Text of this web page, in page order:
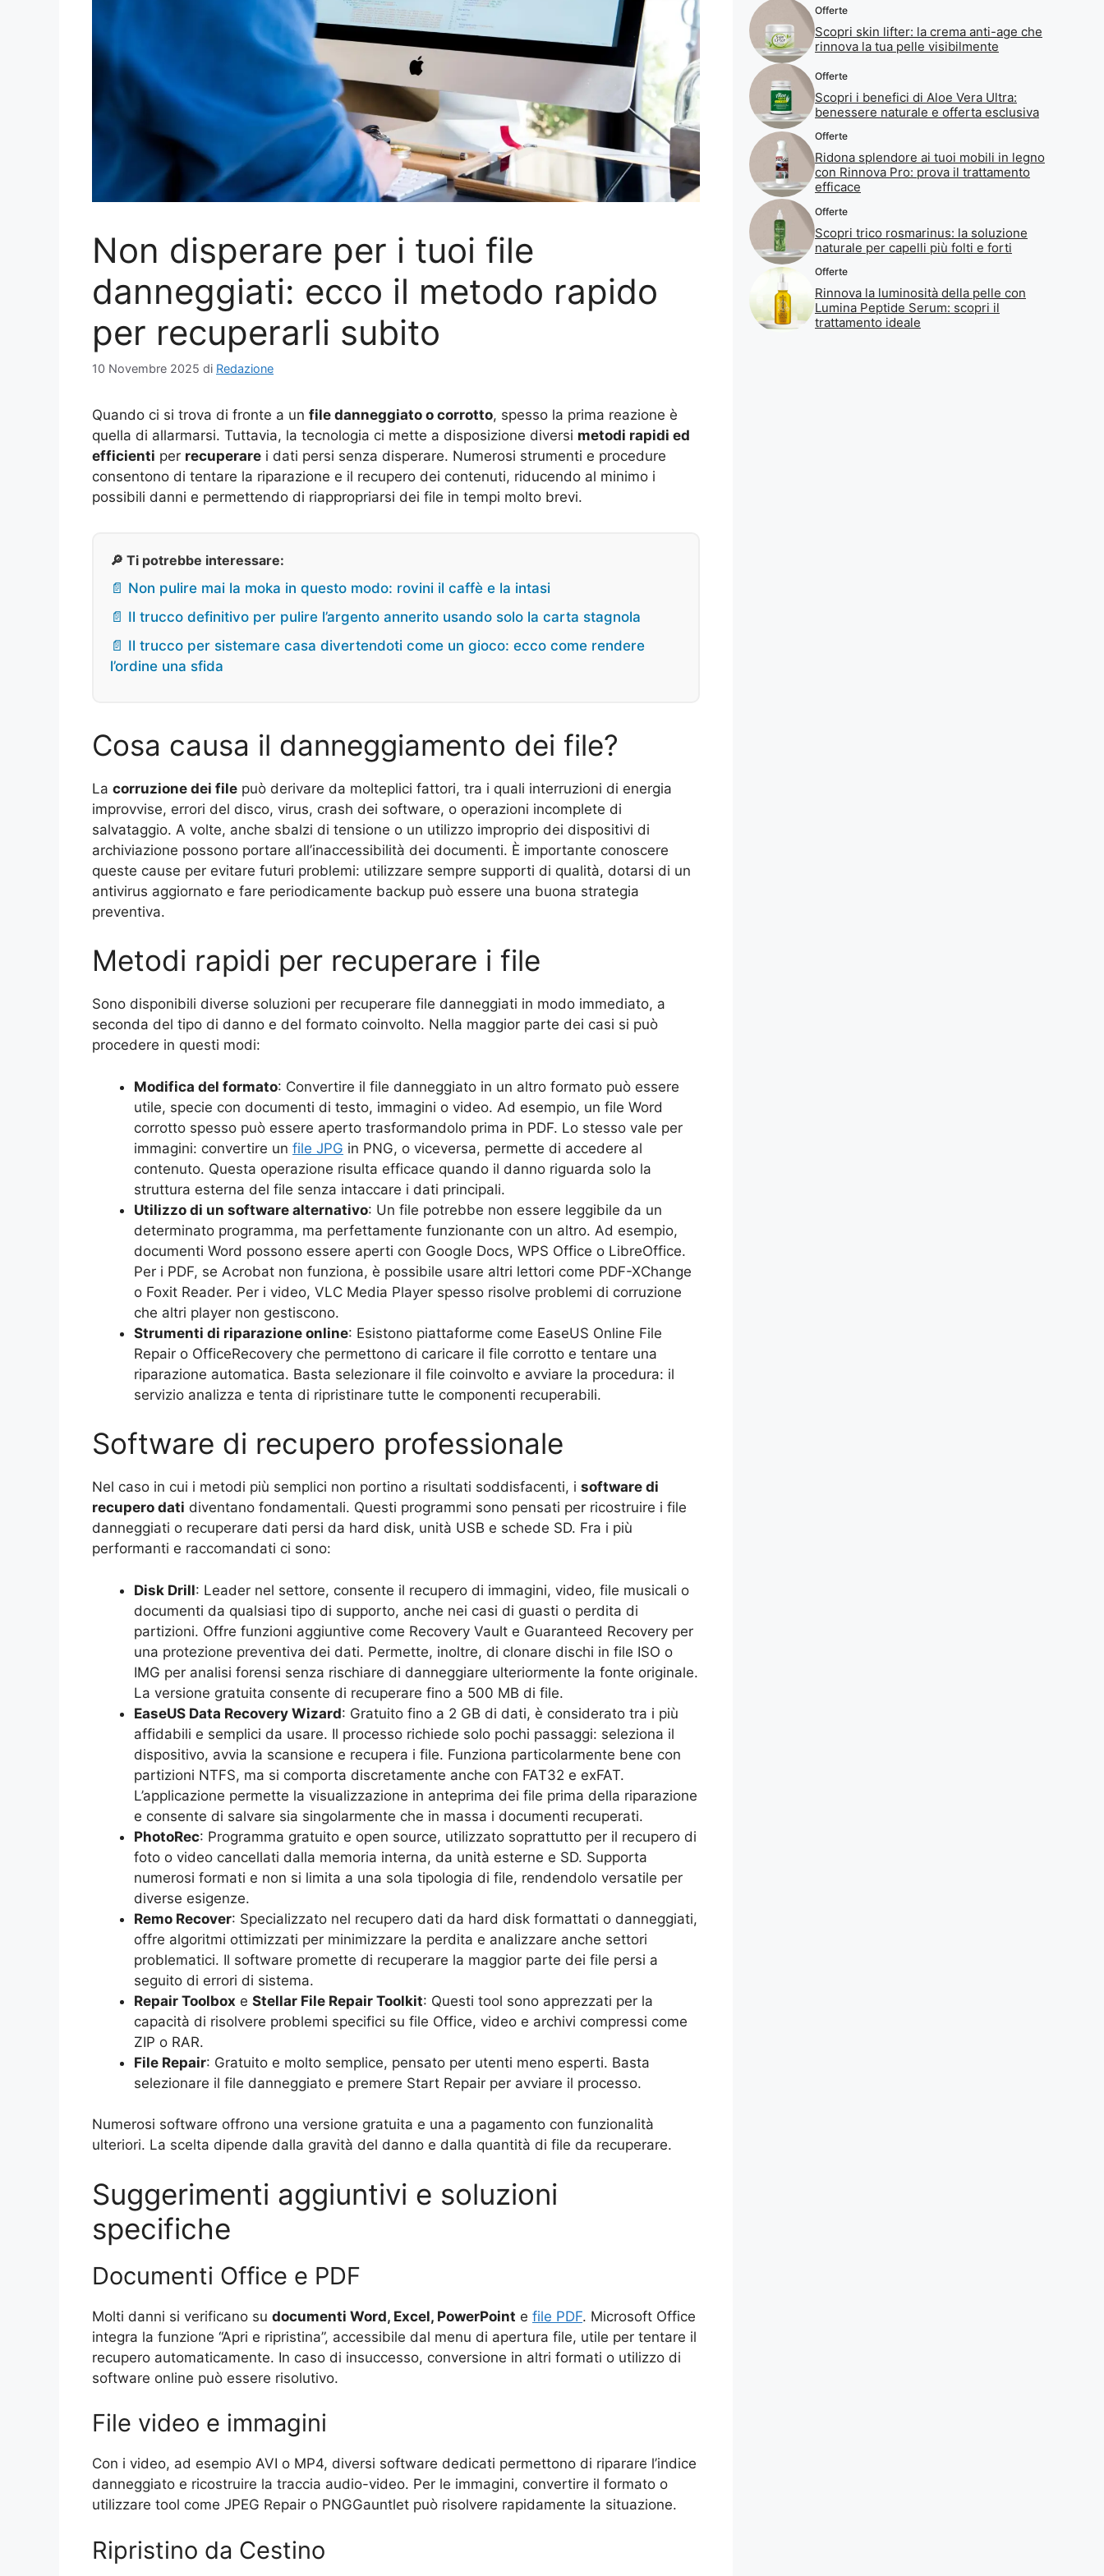
Non disperare per i tuoi file
danneggiati: ecco il metodo rapido
per recuperarli subito
10 Novembre 2025 di Redazione
Quando ci si trova di fronte a un file danneggiato o corrotto, spesso la prima reazione è
quella di allarmarsi. Tuttavia, la tecnologia ci mette a disposizione diversi metodi rapidi ed
efficienti per recuperare i dati persi senza disperare. Numerosi strumenti e procedure
consentono di tentare la riparazione e il recupero dei contenuti, riducendo al minimo i
possibili danni e permettendo di riappropriarsi dei file in tempi molto brevi.
🔎 Ti potrebbe interessare:
📄 Non pulire mai la moka in questo modo: rovini il caffè e la intasi
📄 Il trucco definitivo per pulire l’argento annerito usando solo la carta stagnola
📄 Il trucco per sistemare casa divertendoti come un gioco: ecco come rendere
l’ordine una sfida
Cosa causa il danneggiamento dei file?
La corruzione dei file può derivare da molteplici fattori, tra i quali interruzioni di energia
improvvise, errori del disco, virus, crash dei software, o operazioni incomplete di
salvataggio. A volte, anche sbalzi di tensione o un utilizzo improprio dei dispositivi di
archiviazione possono portare all’inaccessibilità dei documenti. È importante conoscere
queste cause per evitare futuri problemi: utilizzare sempre supporti di qualità, dotarsi di un
antivirus aggiornato e fare periodicamente backup può essere una buona strategia
preventiva.
Metodi rapidi per recuperare i file
Sono disponibili diverse soluzioni per recuperare file danneggiati in modo immediato, a
seconda del tipo di danno e del formato coinvolto. Nella maggior parte dei casi si può
procedere in questi modi:
Modifica del formato: Convertire il file danneggiato in un altro formato può essere
utile, specie con documenti di testo, immagini o video. Ad esempio, un file Word
corrotto spesso può essere aperto trasformandolo prima in PDF. Lo stesso vale per
immagini: convertire un file JPG in PNG, o viceversa, permette di accedere al
contenuto. Questa operazione risulta efficace quando il danno riguarda solo la
struttura esterna del file senza intaccare i dati principali.
Utilizzo di un software alternativo: Un file potrebbe non essere leggibile da un
determinato programma, ma perfettamente funzionante con un altro. Ad esempio,
documenti Word possono essere aperti con Google Docs, WPS Office o LibreOffice.
Per i PDF, se Acrobat non funziona, è possibile usare altri lettori come PDF-XChange
o Foxit Reader. Per i video, VLC Media Player spesso risolve problemi di corruzione
che altri player non gestiscono.
Strumenti di riparazione online: Esistono piattaforme come EaseUS Online File
Repair o OfficeRecovery che permettono di caricare il file corrotto e tentare una
riparazione automatica. Basta selezionare il file coinvolto e avviare la procedura: il
servizio analizza e tenta di ripristinare tutte le componenti recuperabili.
Software di recupero professionale
Nel caso in cui i metodi più semplici non portino a risultati soddisfacenti, i software di
recupero dati diventano fondamentali. Questi programmi sono pensati per ricostruire i file
danneggiati o recuperare dati persi da hard disk, unità USB e schede SD. Fra i più
performanti e raccomandati ci sono:
Disk Drill: Leader nel settore, consente il recupero di immagini, video, file musicali o
documenti da qualsiasi tipo di supporto, anche nei casi di guasti o perdita di
partizioni. Offre funzioni aggiuntive come Recovery Vault e Guaranteed Recovery per
una protezione preventiva dei dati. Permette, inoltre, di clonare dischi in file ISO o
IMG per analisi forensi senza rischiare di danneggiare ulteriormente la fonte originale.
La versione gratuita consente di recuperare fino a 500 MB di file.
EaseUS Data Recovery Wizard: Gratuito fino a 2 GB di dati, è considerato tra i più
affidabili e semplici da usare. Il processo richiede solo pochi passaggi: seleziona il
dispositivo, avvia la scansione e recupera i file. Funziona particolarmente bene con
partizioni NTFS, ma si comporta discretamente anche con FAT32 e exFAT.
L’applicazione permette la visualizzazione in anteprima dei file prima della riparazione
e consente di salvare sia singolarmente che in massa i documenti recuperati.
PhotoRec: Programma gratuito e open source, utilizzato soprattutto per il recupero di
foto o video cancellati dalla memoria interna, da unità esterne e SD. Supporta
numerosi formati e non si limita a una sola tipologia di file, rendendolo versatile per
diverse esigenze.
Remo Recover: Specializzato nel recupero dati da hard disk formattati o danneggiati,
offre algoritmi ottimizzati per minimizzare la perdita e analizzare anche settori
problematici. Il software promette di recuperare la maggior parte dei file persi a
seguito di errori di sistema.
Repair Toolbox e Stellar File Repair Toolkit: Questi tool sono apprezzati per la
capacità di risolvere problemi specifici su file Office, video e archivi compressi come
ZIP o RAR.
File Repair: Gratuito e molto semplice, pensato per utenti meno esperti. Basta
selezionare il file danneggiato e premere Start Repair per avviare il processo.
Numerosi software offrono una versione gratuita e una a pagamento con funzionalità
ulteriori. La scelta dipende dalla gravità del danno e dalla quantità di file da recuperare.
Suggerimenti aggiuntivi e soluzioni
specifiche
Documenti Office e PDF
Molti danni si verificano su documenti Word, Excel, PowerPoint e file PDF. Microsoft Office
integra la funzione “Apri e ripristina”, accessibile dal menu di apertura file, utile per tentare il
recupero automaticamente. In caso di insuccesso, conversione in altri formati o utilizzo di
software online può essere risolutivo.
File video e immagini
Con i video, ad esempio AVI o MP4, diversi software dedicati permettono di riparare l’indice
danneggiato e ricostruire la traccia audio-video. Per le immagini, convertire il formato o
utilizzare tool come JPEG Repair o PNGGauntlet può risolvere rapidamente la situazione.
Ripristino da Cestino
Offerte
Scopri skin lifter: la crema anti-age che
rinnova la tua pelle visibilmente
Offerte
Scopri i benefici di Aloe Vera Ultra:
benessere naturale e offerta esclusiva
Offerte
Ridona splendore ai tuoi mobili in legno
con Rinnova Pro: prova il trattamento
efficace
Offerte
Scopri trico rosmarinus: la soluzione
naturale per capelli più folti e forti
Offerte
Rinnova la luminosità della pelle con
Lumina Peptide Serum: scopri il
trattamento ideale